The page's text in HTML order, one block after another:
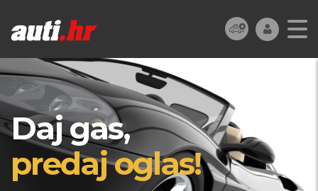
Daj gas,
predaj oglas!